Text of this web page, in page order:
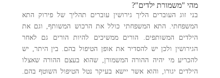
מהי "משמורת ילדים"?
בני זוג העוברים הליך גירושין עוברים תהליך של פירוק התא
המשפחתי. התא המשפחתי כולל את הרכוש המשותף, וגם את
הילדים המשותפים. הורים ממשיכים להיות הורים גם לאחר
הגירושין ולכן יש להסדיר את אופן הטיפול בהם. בין היתר, יש
להכריע מי יהיה ההורה המשמורן, שהוא בעצם ההורה שאצלו
הילדים יגורו, והוא אשר יישא בעיקר נטל הטיפול השוטף בהם.